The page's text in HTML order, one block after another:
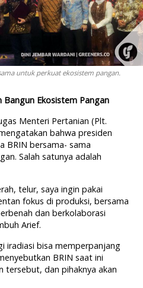
untuk perkuat ekosistem pangan.
Bangun Ekosistem Pangan
Menteri Pertanian (Plt.
bahwa presiden
BRIN bersama- sama
Salah satunya adalah
telur, saya ingin pakai
fokus di produksi, bersama
dan berkolaborasi
Arief.
iradiasi bisa memperpanjang
BRIN saat ini
tersebut, dan pihaknya akan